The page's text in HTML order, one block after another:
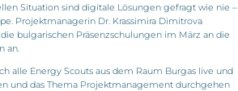
Situation sind digitale Lösungen gefragt wie nie –
Projektmanagerin Dr. Krassimira Dimitrova
bulgarischen Präsenzschulungen im März an die
an.
alle Energy Scouts aus dem Raum Burgas live und
und das Thema Projektmanagement durchgehen